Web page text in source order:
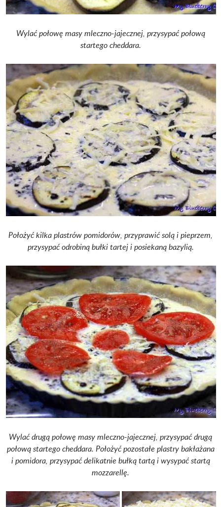
Wylać połowę masy mleczno-jajecznej, przysypać połową
startego cheddara.
Położyć kilka plastrów pomidorów, przyprawić solą i pieprzem,
przysypać odrobiną bułki tartej i posiekaną bazylią.
Wylać drugą połowę masy mleczno-jajecznej, przysypać drugą
połową startego cheddara. Położyć pozostałe plastry bakłażana
i pomidora, przysypać delikatnie bułką tartą i wysypać startą
mozzarellę.